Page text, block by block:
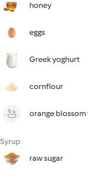
honey
eggs
Greek yoghurt
cornflour
orange
Syrup
raw sugar